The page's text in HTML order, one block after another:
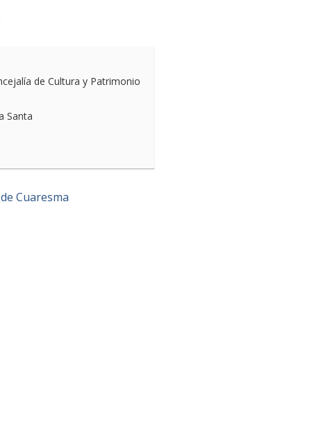
de Cultura y Patrimonio
Santa
Cuaresma